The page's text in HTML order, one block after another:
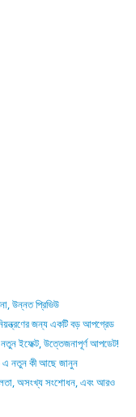
উন্নত প্রিভিউ
জন্য একটি বড় আপগ্রেড
ইফেক্ট, উত্তেজনাপূর্ণ আপডেট!
এ নতুন কী আছে জানুন
অসংখ্য সংশোধন, এবং আরও